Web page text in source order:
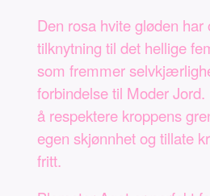
Den rosa hvite gløden har
tilknytning til det hellige
som fremmer
forbindelse til Moder
å respektere kroppens
egen skjønnhet og tillate
fritt.